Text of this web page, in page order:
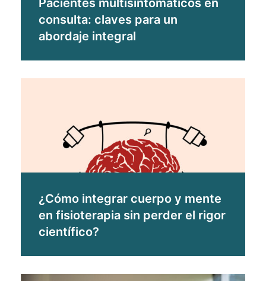
consulta: claves para un
abordaje integral
¿Cómo integrar cuerpo y mente
en fisioterapia sin perder el rigor
científico?